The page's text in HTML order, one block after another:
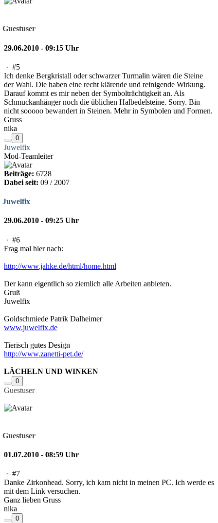
Guestuser
29.06.2010 - 09:15 Uhr
· #5
Ich denke Bergkristall oder schwarzer Turmalin wären die Steine
der Wahl. Die haben eine recht klärende und reinigende Wirkung.
Darauf kommt es mir neben der Symbolträchtigkeit an. Als
Schmuckanhänger noch die üblichen Halbedelsteine. Sorry. Bin
nicht sooooo bewandert in Steinen. Mehr in Symbolen und Formen.
Gruss
nika
0
Juwelfix
Mod-Teamleiter
Beiträge: 6728
Dabei seit: 09 / 2007
Juwelfix
29.06.2010 - 09:25 Uhr
· #6
Frag mal hier nach:
http://www.jahke.de/html/home.html
Der kann eigentlich so ziemlich alle Arbeiten anbieten.
Gruß
Juwelfix
Goldschmiede Patrik Dalheimer
www.juwelfix.de
Tierisch gutes Design
http://www.zanetti-pet.de/
LÄCHELN UND WINKEN
0
Guestuser
Guestuser
01.07.2010 - 08:59 Uhr
· #7
Danke Zirkonhead. Sorry, ich kam nicht in meinen PC. Ich werde es
mit dem Link versuchen.
Ganz lieben Gruss
nika
0